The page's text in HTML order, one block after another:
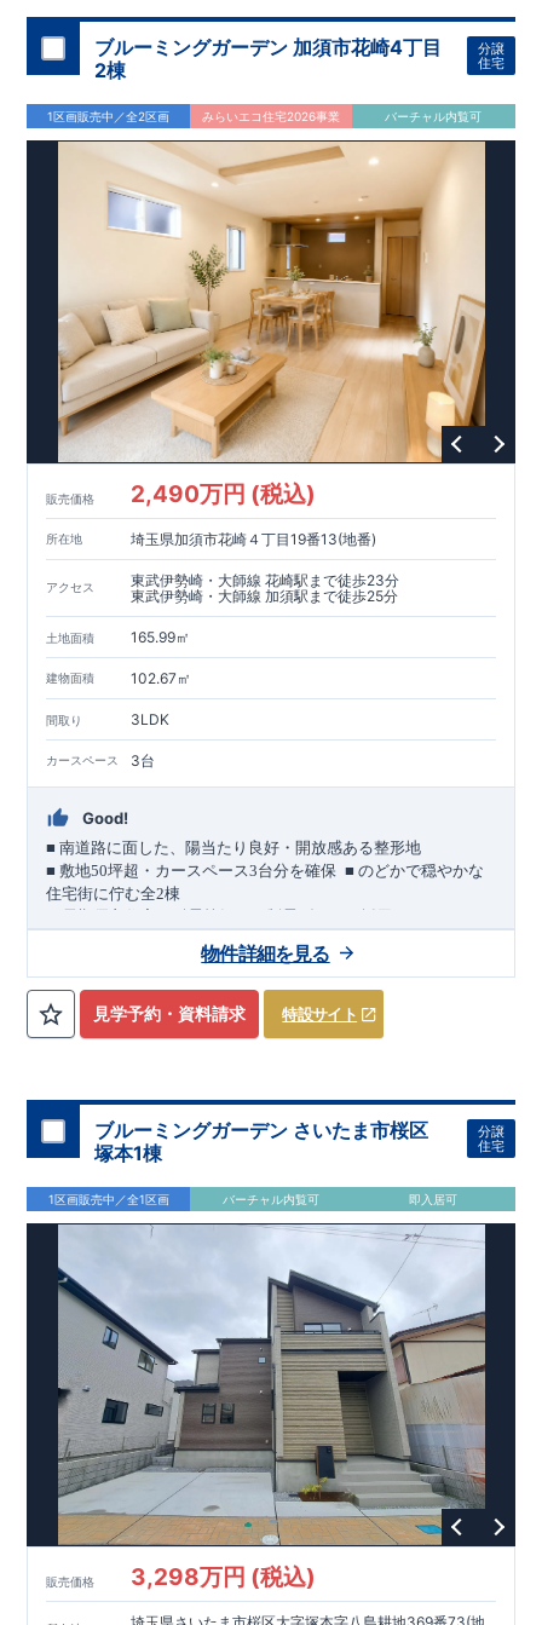
ブルーミングガーデン 加須市花崎4丁目
2棟
分譲
住宅
1区画販売中／全2区画 みらいエコ住宅2026事業 バーチャル内覧可
販売価格 2,490万円 (税込)
所在地 埼玉県加須市花崎４丁目19番13(地番)
アクセス
東武伊勢崎・大師線 花崎駅まで徒歩23分
東武伊勢崎・大師線 加須駅まで徒歩25分
土地面積 165.99㎡
建物面積 102.67㎡
間取り 3LDK
カースペース 3台
Good!
■南道路に面した、陽当たり良好・開放感ある整形地
■敷地50坪超・カースペース3台分を確保 ​■のどかで穏やかな
住宅街に佇む全2棟
（長期優良住宅／耐震等級３・制震ダンパー採用）
たりに恵まれた立地。
あり、
採光・通風・プライバシー性にも配慮した敷地計画で
す。
加須 徒歩13分
間取りのポイント
■ 1
号棟 LDK約19.5 帖 のゆとりあるリビング
​陽当たりよく開放
感があります。
■共通
・主寝室は将来仕切れる可変型プラン ・2階洋室2部屋にウォー
クインクローゼット設置
太陽光発電（フラットプラン）採用 月額サービス料
ホテルライクで実用的な洗面空間 （オープンサニタリーirodori
詳細ページへ）
家計にやさしい住宅性能
長期優良住宅 住宅ローン控除額の優遇、 固定資産税の減額期間
延長など 税制面でのメリットが受けられます。
耐震等級 ３ ＋制震ダンパー 建築基準法の1.5倍の耐震性。 地震保
険の割引（最大50％）対象です。
現地のご案内・資料請求 受付中​ ​■完成済みにつき、​実際の
建物・設備・間取りを​ 現地にてご確認いただけます。 ​
TEL
0120-44-1081
（9:30 18:30／火水曜休み）
スマートフォンで見やすい特設サイトはこちら
見学予約・資料請求 特設サイト
物件詳細を見る
ブルーミングガーデン さいたま市桜区
塚本1棟
分譲
住宅
1区画販売中／全1区画 バーチャル内覧可 即入居可
販売価格 3,298万円 (税込)